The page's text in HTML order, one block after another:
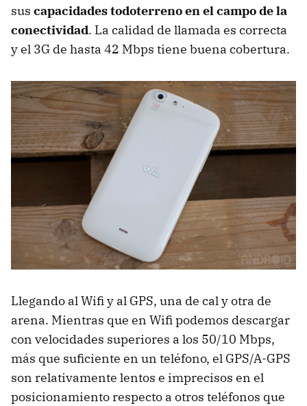
sus capacidades todoterreno en el campo de la
conectividad. La calidad de llamada es correcta
y el 3G de hasta 42 Mbps tiene buena cobertura.
Llegando al Wifi y al GPS, una de cal y otra de
arena. Mientras que en Wifi podemos descargar
con velocidades superiores a los 50/10 Mbps,
más que suficiente en un teléfono, el GPS/A-GPS
son relativamente lentos e imprecisos en el
posicionamiento respecto a otros teléfonos que